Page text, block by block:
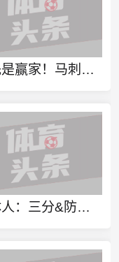
我先是赢家！马刺尼克斯总决赛会面 索汉无论如何都有总冠军戒指
媒体人：三分&防守&前场篮板&意志力&奇兵 马刺都更胜一筹